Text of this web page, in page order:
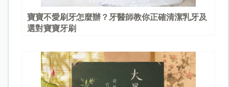
寶寶不愛刷牙怎麼辦？牙醫師教你正確清潔乳牙及
選對寶寶牙刷